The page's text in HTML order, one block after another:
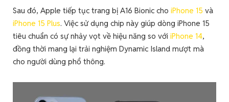
Sau đó, Apple tiếp tục trang bị A16 Bionic cho iPhone 15 và
iPhone 15 Plus. Việc sử dụng chip này giúp dòng iPhone 15
tiêu chuẩn có sự nhảy vọt về hiệu năng so với iPhone 14,
đồng thời mang lại trải nghiệm Dynamic Island mượt mà
cho người dùng phổ thông.